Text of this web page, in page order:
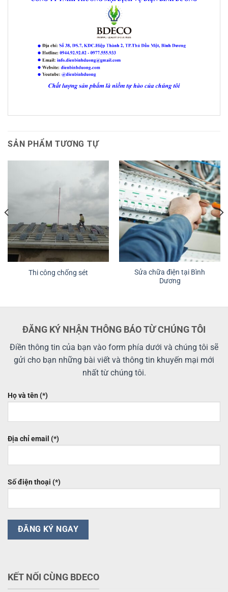
SẢN PHẨM TƯƠNG TỰ
Thi công chống sét
Sửa chữa điện tại Bình
Dương
ĐĂNG KÝ NHẬN THÔNG BÁO TỪ CHÚNG TÔI
Điền thông tin của bạn vào form phía dưới và chúng tôi sẽ
gửi cho bạn những bài viết và thông tin khuyến mại mới
nhất từ chúng tôi.
Họ và tên (*)
Địa chỉ email (*)
Số điện thoại (*)
KẾT NỐI CÙNG BDECO